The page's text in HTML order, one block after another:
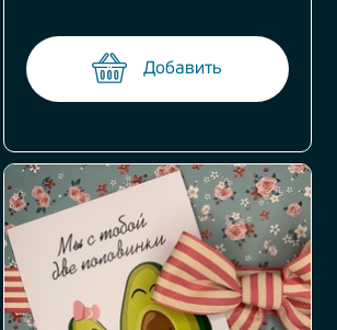
Добавить